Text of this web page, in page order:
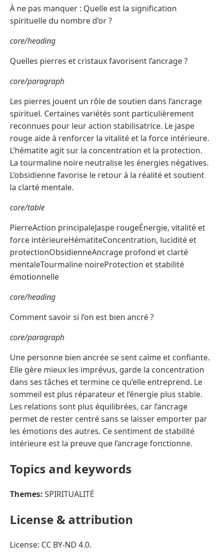
À ne pas manquer : Quelle est la signification
spirituelle du nombre d’or ?
core/heading
Quelles pierres et cristaux favorisent l’ancrage ?
core/paragraph
Les pierres jouent un rôle de soutien dans l’ancrage
spirituel. Certaines variétés sont particulièrement
reconnues pour leur action stabilisatrice. Le jaspe
rouge aide à renforcer la vitalité et la force intérieure.
L’hématite agit sur la concentration et la protection.
La tourmaline noire neutralise les énergies négatives.
L’obsidienne favorise le retour à la réalité et soutient
la clarté mentale.
core/table
PierreAction principaleJaspe rougeÉnergie, vitalité et
force intérieureHématiteConcentration, lucidité et
protectionObsidienneAncrage profond et clarté
mentaleTourmaline noireProtection et stabilité
émotionnelle
core/heading
Comment savoir si l’on est bien ancré ?
core/paragraph
Une personne bien ancrée se sent calme et confiante.
Elle gère mieux les imprévus, garde la concentration
dans ses tâches et termine ce qu’elle entreprend. Le
sommeil est plus réparateur et l’énergie plus stable.
Les relations sont plus équilibrées, car l’ancrage
permet de rester centré sans se laisser emporter par
les émotions des autres. Ce sentiment de stabilité
intérieure est la preuve que l’ancrage fonctionne.
Topics and keywords
Themes: SPIRITUALITÉ
License & attribution
License: CC BY-ND 4.0.